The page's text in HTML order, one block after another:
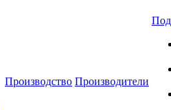
Производство Производители